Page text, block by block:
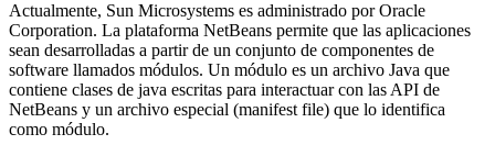
Actualmente, Sun Microsystems es administrado por Oracle
Corporation. La plataforma NetBeans permite que las aplicaciones
sean desarrolladas a partir de un conjunto de componentes de
software llamados módulos. Un módulo es un archivo Java que
contiene clases de java escritas para interactuar con las API de
NetBeans y un archivo especial (manifest file) que lo identifica
como módulo.